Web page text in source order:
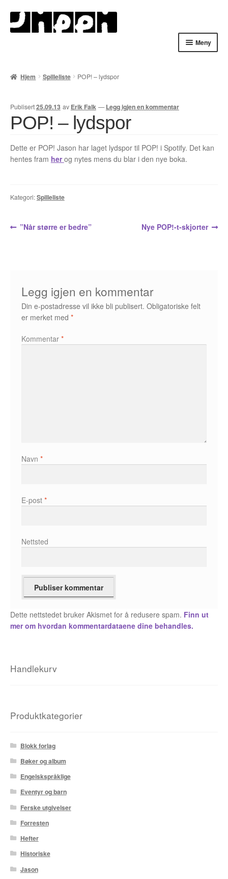
Hopp
til
Hopp
til
Meny
Handlekurv
Min konto
Opprørets bobler
Kontakt
Álvaro Nofuentes
Berliac
Bjørn Ousland
Christian Hartmann
Håvard S. Johansen
Henry Bronken
Inga Sætre
Jens K Styve
Hjem Spilleliste POP! – lydspor
Publisert25.09.13 av Erik Falk —Legg igjen en kommentar
POP! – lydspor
Dette er POP! Jason har laget lydspor til POP! i Spotify. Det kan
hentes fram herog nytes mens du blar i den nye boka.
Kategori:Spilleliste
Innleggsnavigasjon
Forrige
”Når større er bedre”
Neste
Nye POP!-t-skjorter
Legg igjen en kommentar
Din e-postadresse vil ikke bli publisert. Obligatoriske felt
er merket med*
Kommentar*
Navn*
E-post*
Nettsted
Dette nettstedet bruker Akismet for å redusere spam. Finn ut
mer om hvordan kommentardataene dine behandles.
Handlekurv
Produktkategorier
Blokk forlag
Bøker og album
Engelskspråklige
Eventyr og barn
Ferske utgivelser
Forresten
Hefter
Historiske
Jason